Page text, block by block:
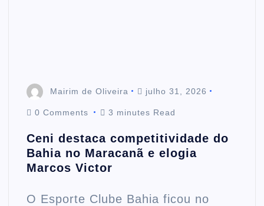
Mairim de Oliveira julho 31, 2026
0 Comments 3 minutes Read
Ceni destaca competitividade do
Bahia no Maracanã e elogia
Marcos Victor
O Esporte Clube Bahia ficou no